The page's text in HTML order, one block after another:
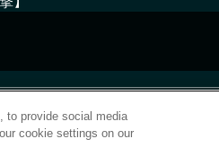
to provide social media
cookie settings on our